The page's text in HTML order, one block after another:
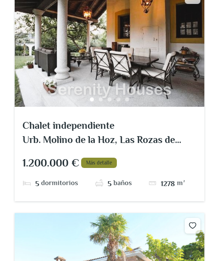
Chalet independiente
Urb. Molino de la Hoz, Las Rozas de
1.200.000 € Más detalle
5dormitorios 5baños 1278 m²